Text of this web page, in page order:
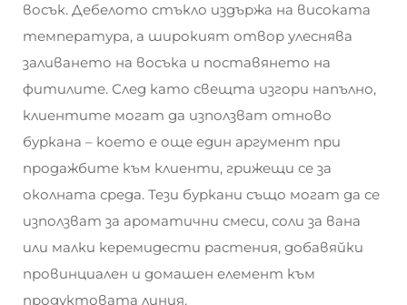
восък. Дебелото стъкло издържа на високата
температура, а широкият отвор улеснява
заливането на восъка и поставянето на
фитилите. След като свещта изгори напълно,
клиентите могат да използват отново
буркана – което е още един аргумент при
продажбите към клиенти, грижещи се за
околната среда. Тези буркани също могат да се
използват за ароматични смеси, соли за вана
или малки керемидести растения, добавяйки
провинциален и домашен елемент към
продуктовата линия.